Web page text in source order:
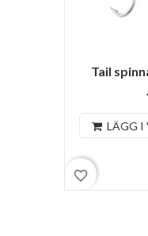
Tail
LÄGG I
favorite_border